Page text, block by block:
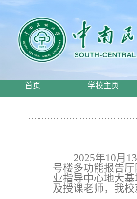
首页 学校主页
2025年10月
号楼多功能报告
业指导中心地大
及授课老师，我